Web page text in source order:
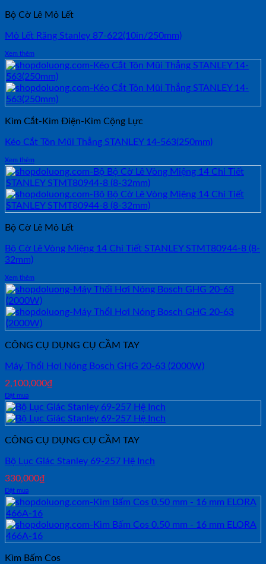
Bộ Cờ Lê Mỏ Lết
Mỏ Lết Răng Stanley 87-622(10in/250mm)
Xem thêm
Kìm Cắt-Kìm Điện-Kìm Cộng Lực
Kéo Cắt Tôn Mũi Thẳng STANLEY 14-563(250mm)
Xem thêm
Bộ Cờ Lê Mỏ Lết
Bộ Cờ Lê Vòng Miệng 14 Chi Tiết STANLEY STMT80944-8 (8-
32mm)
Xem thêm
CÔNG CỤ DỤNG CỤ CẦM TAY
Máy Thổi Hơi Nóng Bosch GHG 20-63 (2000W)
2,100,000₫
Đặt mua
CÔNG CỤ DỤNG CỤ CẦM TAY
Bộ Lục Giác Stanley 69-257 Hệ Inch
330,000₫
Đặt mua
Kìm Bấm Cos